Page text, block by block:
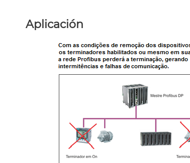
Aplicación